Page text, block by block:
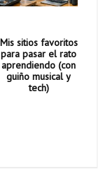
Mis sitios favoritos
para pasar el rato
aprendiendo (con
guiño musical y
tech)